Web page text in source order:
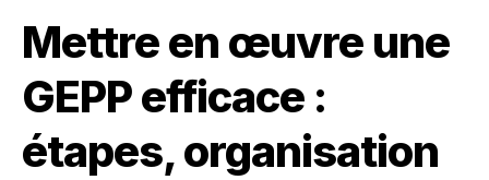
Mettre en œuvre une
GEPP efficace :
étapes, organisation